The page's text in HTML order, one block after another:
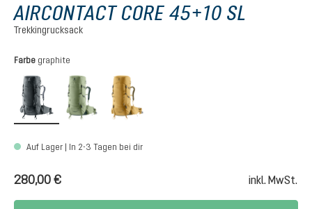
AIRCONTACT CORE 45+10 SL
Trekkingrucksack
Farbeauswählen
graphite
graphite grove-ivy
Auf Lager | In 2-3 Tagen bei dir
280,00 € inkl. MwSt.